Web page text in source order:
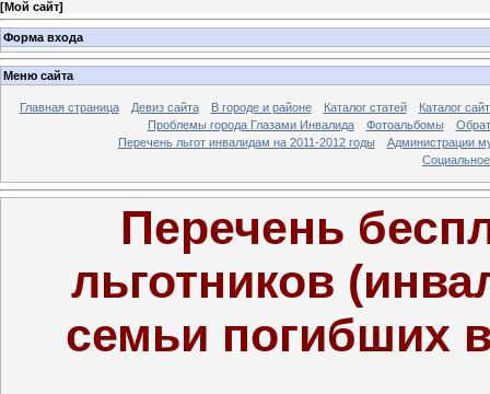
[Мой сайт]
Форма входа
Меню сайта
Главная страница Девиз сайта В городе и районе Каталог статей
Каталог
Проблемы города Глазами Инвалида
Фотоальбомы
Перечень льгот инвалидам на 2011-2012 годы
Администрации
Перечень
льготников
семьи погибших